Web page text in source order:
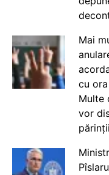
Mai
cu
Multe
vor
părinții